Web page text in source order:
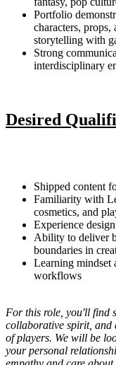
Portfolio
characters,
storytelling with
Strong
interdisciplinary
Desired
Shipped content
Familiarity with
cosmetics, and
Experience
Ability to deliver
boundaries in
Learning mindset
workflows
For this role, you'll find
collaborative spirit, and
of players. We will be
your personal